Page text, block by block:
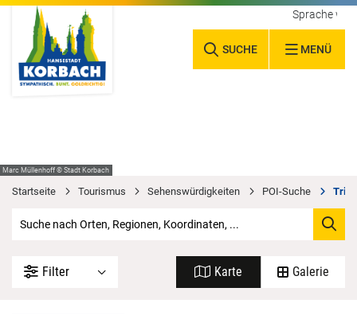
SUCHE MENÜ
Sprache
Marc Müllenhoff © Stadt Korbach
Startseite Tourismus Sehenswürdigkeiten POI-Suche
Filter Karte Galerie